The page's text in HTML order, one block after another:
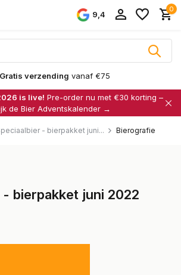
9,4
0
Gratis verzending vanaf €75
is live! Pre-order nu met €30 korting –
de Bier Adventskalender →
- bierpakket juni... Bierografie
- bierpakket juni 2022